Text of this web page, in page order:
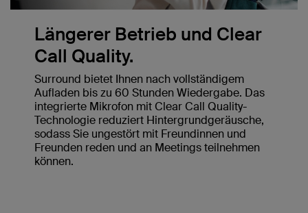
Längerer Betrieb und Clear
Call Quality.
Surround bietet Ihnen nach vollständigem
Aufladen bis zu 60 Stunden Wiedergabe. Das
integrierte Mikrofon mit Clear Call Quality-
Technologie reduziert Hintergrundgeräusche,
sodass Sie ungestört mit Freundinnen und
Freunden reden und an Meetings teilnehmen
können.